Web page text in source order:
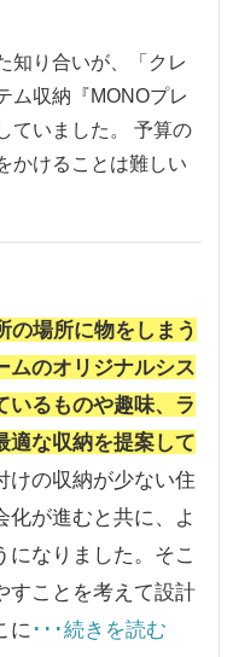
知り合いが、「クレ
ム収納『MONOプレ
ていました。 予算の
かけることは難しい
の場所に物をしまう
ムのオリジナルシス
いるものや趣味、ラ
適な収納を提案して
けの収納が少ない住
が進むと共に、よ
になりました。そこ
すことを考えて設計
に ･･･続きを読む